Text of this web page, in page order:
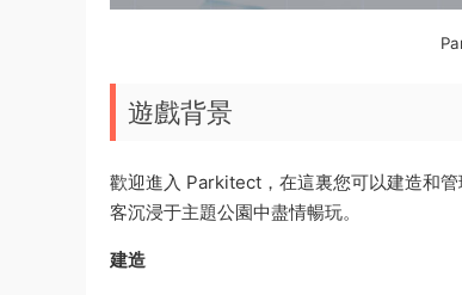
遊戲背景
歡迎進入 Parkitect，在這裏您可以建造和
客沉浸于主題公園中盡情暢玩。
建造